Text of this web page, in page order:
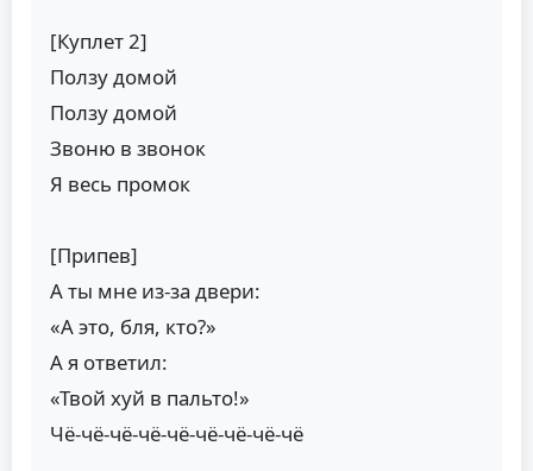
[Куплет 2]
Ползу домой
Ползу домой
Звоню в звонок
Я весь промок
[Припев]
А ты мне из-за двери:
«А это, бля, кто?»
А я ответил:
«Твой хуй в пальто!»
Чё-чё-чё-чё-чё-чё-чё-чё-чё